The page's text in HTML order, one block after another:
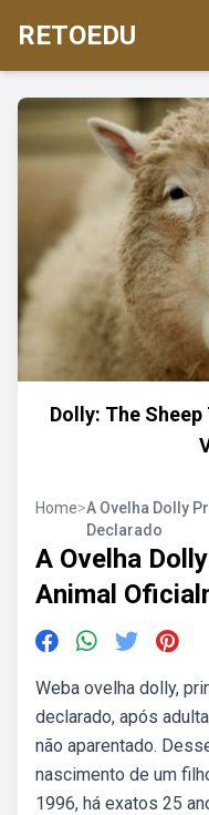
RETOEDU
Dolly: The
Home>A Ovelha Dolly
Declarado
A Ovelha
Animal
Weba ovelha dolly,
declarado, após
não aparentado.
nascimento de um
1996, há exatos 25